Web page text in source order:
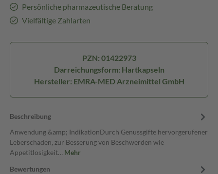
Persönliche pharmazeutische Beratung
Vielfältige Zahlarten
PZN: 01422973
Darreichungsform: Hartkapseln
Hersteller: EMRA-MED Arzneimittel GmbH
Beschreibung
Anwendung &amp; IndikationDurch Genussgifte hervorgerufener
Leberschaden, zur Besserung von Beschwerden wie
Appetitlosigkeit… Mehr
Bewertungen